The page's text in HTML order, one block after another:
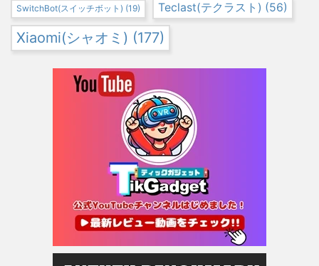
SwitchBot(スイッチボット) (19) Teclast(テクラスト) (56)
Xiaomi(シャオミ) (177)